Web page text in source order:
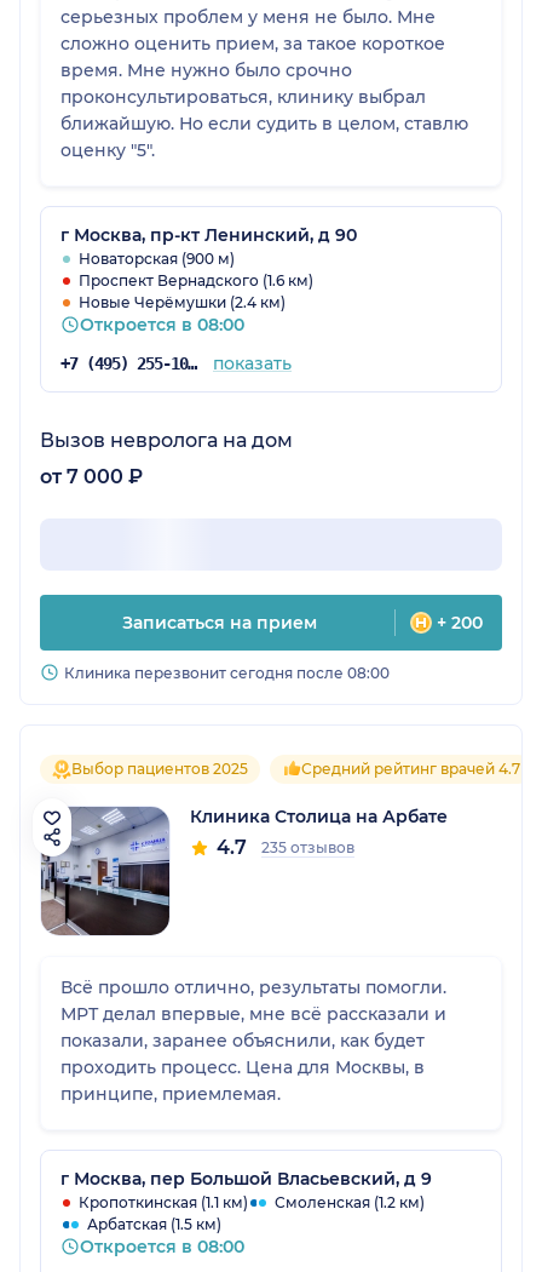
серьезных проблем у меня не было. Мне
сложно оценить прием, за такое короткое
время. Мне нужно было срочно
проконсультироваться, клинику выбрал
ближайшую. Но если судить в целом, ставлю
оценку "5".
г Москва, пр-кт Ленинский, д 90
Новаторская (900 м)
Проспект Вернадского (1.6 км)
Новые Черёмушки (2.4 км)
Откроется в 08:00
+7 (495) 255-10-78 показать
Вызов невролога на дом
от 7 000 ₽
Записаться на прием + 200
Клиника перезвонит сегодня после 08:00
Выбор пациентов 2025 Средний рейтинг врачей 4.7
Клиника Столица на Арбате
4.7 235 отзывов
Всё прошло отлично, результаты помогли.
МРТ делал впервые, мне всё рассказали и
показали, заранее объяснили, как будет
проходить процесс. Цена для Москвы, в
принципе, приемлемая.
г Москва, пер Большой Власьевский, д 9
Кропоткинская (1.1 км)
Смоленская (1.2 км)
Арбатская (1.5 км)
Откроется в 08:00